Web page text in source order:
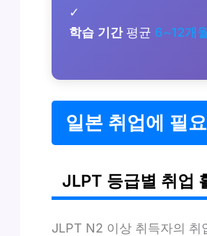
✓
학습 기간평균 6~12개월
일본 취업에 필
JLPT 등급별 취업
JLPT N2 이상 취득자의 취